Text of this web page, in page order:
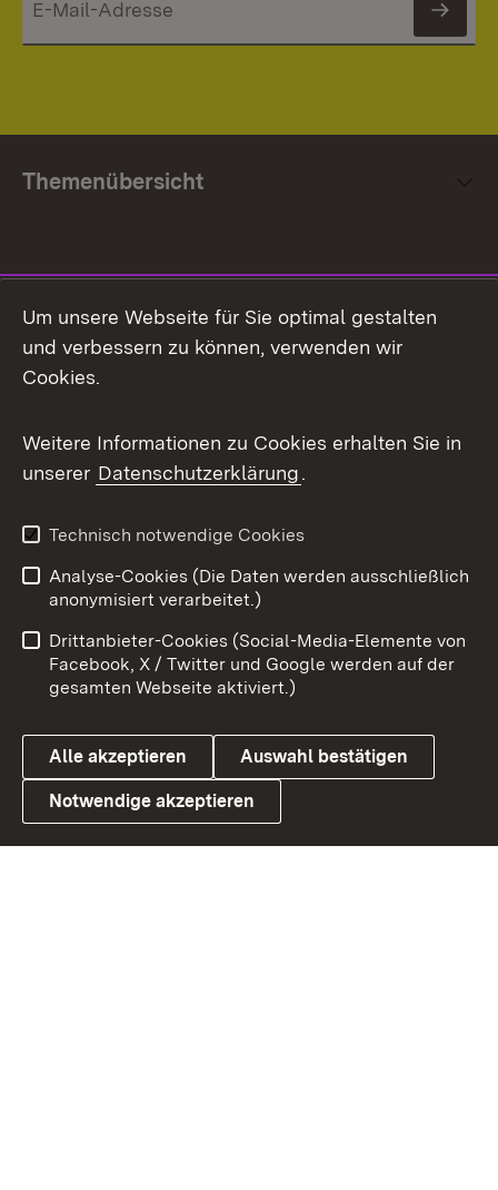
Themenübersicht
Facebook
X / Twitter
Youtube
Link zum Landesportal
Impressum
Kontakt
Barrierefreiheit
Datenschutz
Cookies
Um unsere Webseite für Sie optimal gestalten
und verbessern zu können, verwenden wir
Cookies.
Weitere Informationen zu Cookies erhalten Sie in
unserer Datenschutzerklärung.
Technisch notwendige Cookies
Analyse-Cookies (Die Daten werden ausschließlich
anonymisiert verarbeitet.)
Drittanbieter-Cookies (Social-Media-Elemente von
Facebook, X / Twitter und Google werden auf der
gesamten Webseite aktiviert.)
Alle akzeptieren Auswahl bestätigen
Notwendige akzeptieren